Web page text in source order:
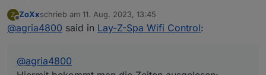
Spoiler
Z
Offline
ZoXxschrieb am 11. Aug. 2023, 13:45
zuletzt editiert von
@agria4800 said in Lay-Z-Spa Wifi Control:
@agria4800